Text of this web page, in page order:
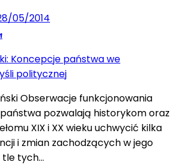
05/2014
Obserwacje funkcjonowania
pozwalają historykom oraz
XIX i XX wieku uchwycić kilka
i zmian zachodzących w jego
tle tych…